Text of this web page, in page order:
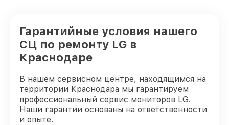
Гарантийные условия нашего
СЦ по ремонту LG в
Краснодаре
В нашем сервисном центре, находящимся на
территории Краснодара мы гарантируем
профессиональный сервис мониторов LG.
Наши гарантии основаны на ответственности
и опыте.